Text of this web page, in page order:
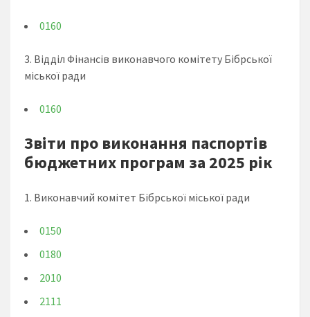
0160
3. Відділ Фінансів виконавчого комітету Бібрської
міської ради
0160
Звіти про виконання паспортів
бюджетних програм за 2025 рік
1. Виконавчий комітет Бібрської міської ради
0150
0180
2010
2111